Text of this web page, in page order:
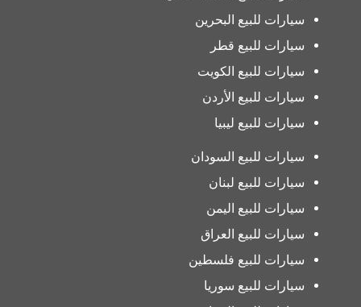
سيارات للبيع البحرين
سيارات للبيع قطر
سيارات للبيع الكويت
سيارات للبيع الأردن
سيارات للبيع ليبيا
سيارات للبيع السودان
سيارات للبيع لبنان
سيارات للبيع اليمن
سيارات للبيع العراق
سيارات للبيع فلسطين
سيارات للبيع سوريا